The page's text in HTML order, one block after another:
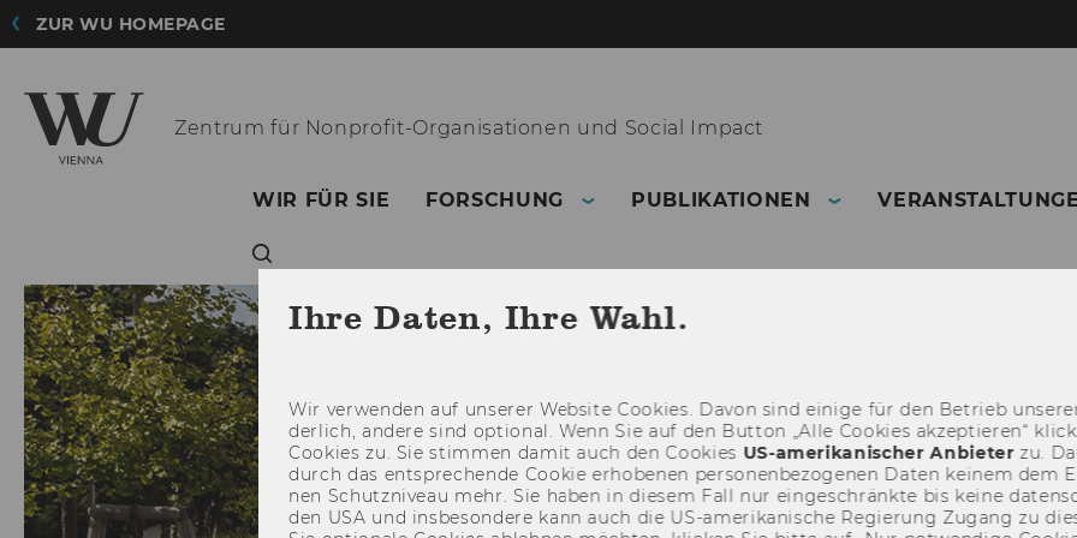
ZUR WU HOMEPAGE
Zentrum für Nonprofit-Organisationen und Social Impact
WIR FÜR SIE FORSCHUNG PUBLIKATIONEN
Ihre Daten, Ihre Wahl.
Wir ver­wen­den auf un­se­rer Web­site Coo­kies. Davon sind ei­ni­ge für den Be­trieb
der­lich, an­de­re sind op­tio­nal. Wenn Sie auf den But­ton „Alle Coo­kies ak­zep­tie­ren“
Coo­kies zu. Sie stim­men damit auch den Coo­kies US-​amerikanischer An­bie­terzu.
durch das ent­spre­chen­de Coo­kie er­ho­be­nen per­so­nen­be­zo­ge­nen Daten kei­nem dem
nen Schutz­ni­veau mehr. Sie haben in die­sem Fall nur ein­ge­schränk­te bis keine
den USA und ins­be­son­de­re kann auch die US-​amerikanische Re­gie­rung Zu­gang zu